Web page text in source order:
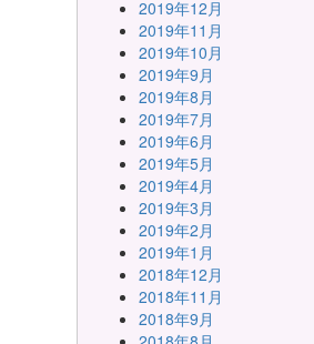
2019年12月
2019年11月
2019年10月
2019年9月
2019年8月
2019年7月
2019年6月
2019年5月
2019年4月
2019年3月
2019年2月
2019年1月
2018年12月
2018年11月
2018年9月